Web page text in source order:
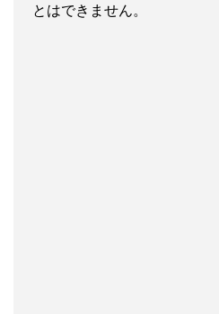
とはできません。